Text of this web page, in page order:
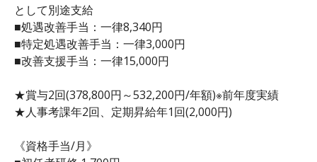
として別途支給
■処遇改善手当：一律8,340円
■特定処遇改善手当：一律3,000円
■改善支援手当：一律15,000円
★賞与2回(378,800円～532,200円/年額)※前年度実績
★人事考課年2回、定期昇給年1回(2,000円)
《資格手当/月》